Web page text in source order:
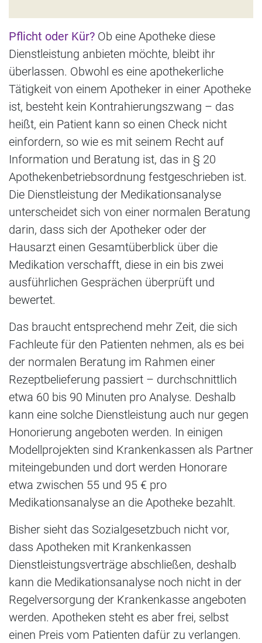
Pflicht oder Kür? Ob eine Apotheke diese
Dienstleistung anbieten möchte, bleibt ihr
überlassen. Obwohl es eine apothekerliche
Tätigkeit von einem Apotheker in einer Apotheke
ist, besteht kein Kontrahierungszwang – das
heißt, ein Patient kann so einen Check nicht
einfordern, so wie es mit seinem Recht auf
Information und Beratung ist, das in § 20
Apothekenbetriebsordnung festgeschrieben ist.
Die Dienstleistung der Medikationsanalyse
unterscheidet sich von einer normalen Beratung
darin, dass sich der Apotheker oder der
Hausarzt einen Gesamtüberblick über die
Medikation verschafft, diese in ein bis zwei
ausführlichen Gesprächen überprüft und
bewertet.
Das braucht entsprechend mehr Zeit, die sich
Fachleute für den Patienten nehmen, als es bei
der normalen Beratung im Rahmen einer
Rezeptbelieferung passiert – durchschnittlich
etwa 60 bis 90 Minuten pro Analyse. Deshalb
kann eine solche Dienstleistung auch nur gegen
Honorierung angeboten werden. In einigen
Modellprojekten sind Krankenkassen als Partner
miteingebunden und dort werden Honorare
etwa zwischen 55 und 95 € pro
Medikationsanalyse an die Apotheke bezahlt.
Bisher sieht das Sozialgesetzbuch nicht vor,
dass Apotheken mit Krankenkassen
Dienstleistungsverträge abschließen, deshalb
kann die Medikationsanalyse noch nicht in der
Regelversorgung der Krankenkasse angeboten
werden. Apotheken steht es aber frei, selbst
einen Preis vom Patienten dafür zu verlangen.